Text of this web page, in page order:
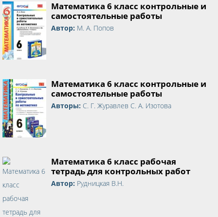
Математика 6 класс контрольные и
самостоятельные работы
Автор: М. А. Попов
Математика 6 класс контрольные и
самостоятельные работы
Авторы: С. Г. Журавлев С. А. Изотова
Математика 6 класс рабочая
тетрадь для контрольных работ
Автор: Рудницкая В.Н.